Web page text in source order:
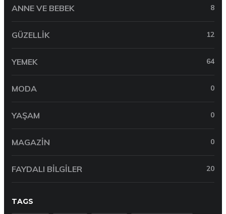
ANNE VE BEBEK 8
GÜZELLIK 12
YEMEK 64
MODA 0
YAŞAM 0
MAGAZIN 0
FAYDALI BILGILER 20
TAGS